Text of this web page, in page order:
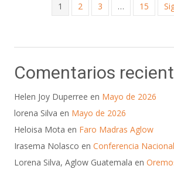
1 2 3 … 15
Comentarios
Helen Joy Duperree en Mayo de 2026
lorena Silva en Mayo de 2026
Heloisa Mota en Faro Madras Aglow
Irasema Nolasco en Conferencia
Lorena Silva, Aglow Guatemala en